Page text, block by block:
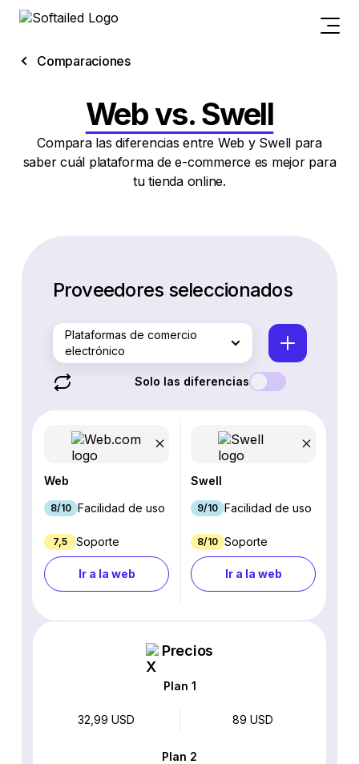
Comparaciones
Web vs. Swell
Compara las diferencias entre Web y Swell para
saber cuál plataforma de e-commerce es mejor para
tu tienda online.
Proveedores seleccionados
Plataformas de comercio
electrónico
Solo las diferencias
Web
8/10 Facilidad de uso
7,5 Soporte
Ir a la web
Swell
9/10 Facilidad de uso
8/10 Soporte
Ir a la web
Precios
Plan 1
32,99 USD 89 USD
Plan 2